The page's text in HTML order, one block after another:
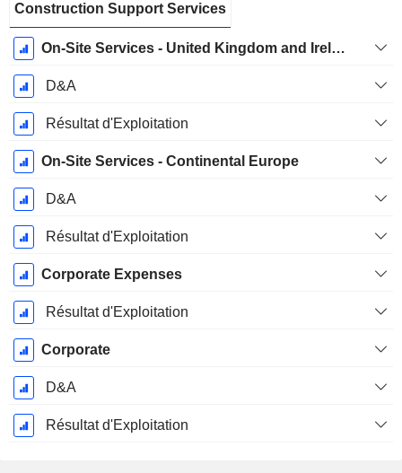
Construction Support Services
On-Site Services - United Kingdom and Ireland
D&A
Résultat d'Exploitation
On-Site Services - Continental Europe
D&A
Résultat d'Exploitation
Corporate Expenses
Résultat d'Exploitation
Corporate
D&A
Résultat d'Exploitation